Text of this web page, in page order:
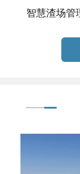
智慧渣场管